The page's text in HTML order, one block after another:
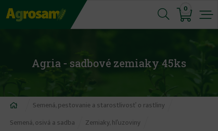
Jump
to
0
Agria - sadbové zemiaky 45ks
Nachádzate
sa
Semená, pestovanie a starostlivosť o rastliny
Semená, osivá a sadba
Zemiaky, hľuzoviny